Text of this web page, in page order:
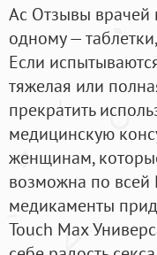
Ас Отзывы врачей
одному —
Если
тяжелая или
прекратить
медицинскую
женщинам,
возможна по всей
медикаменты
Touch Max